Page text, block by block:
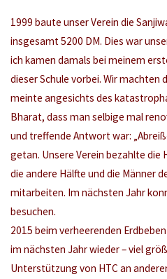
1999 baute unser Verein die
insgesamt 5200 DM. Dies war
ich kamen damals bei meinem
dieser Schule vorbei. Wir machten
meinte angesichts des
Bharat, dass man selbige mal
und treffende Antwort war:
getan. Unsere Verein bezahlte die
die andere Hälfte und die Männer
mitarbeiten. Im nächsten Jahr
besuchen.
2015 beim verheerenden
im nächsten Jahr wieder – viel
Unterstützung von HTC an